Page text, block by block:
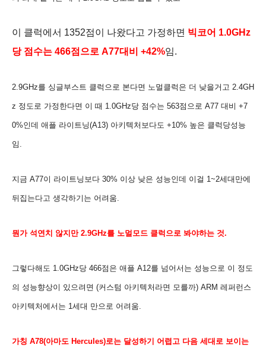
이 클럭에서 1352점이 나왔다고 가정하면 빅코어 1.0GHz
당 점수는 466점으로 A77대비 +42%임.
2.9GHz를 싱글부스트 클럭으로 본다면 노멀클럭은 더 낮을거고 2.4GH
z 정도로 가정한다면 이 때 1.0GHz당 점수는 563점으로 A77 대비 +7
0%인데 애플 라이트닝(A13) 아키텍처보다도 +10% 높은 클럭당성능
임.
지금 A77이 라이트닝보다 30% 이상 낮은 성능인데 이걸 1~2세대만에
뒤집는다고 생각하기는 어려움.
뭔가 석연치 않지만 2.9GHz를 노멀모드 클럭으로 봐야하는 것.
그렇다해도 1.0GHz당 466점은 애플 A12를 넘어서는 성능으로 이 정도
의 성능향상이 있으려면 (커스텀 아키텍처라면 모를까) ARM 레퍼런스
아키텍처에서는 1세대 만으로 어려움.
가칭 A78(아마도 Hercules)로는 달성하기 어렵고 다음 세대로 보이는